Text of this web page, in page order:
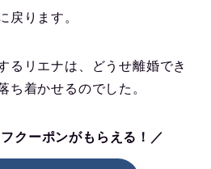
戻ります。
るリエナは、どうせ離婚でき
ち着かせるのでした。
クーポンがもらえる！／